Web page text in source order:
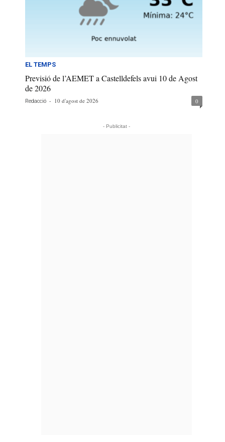
EL TEMPS
Previsió de l’AEMET a Castelldefels avui 10 de Agost
de 2026
Redacció - 10 d'agost de 2026 0
- Publicitat -